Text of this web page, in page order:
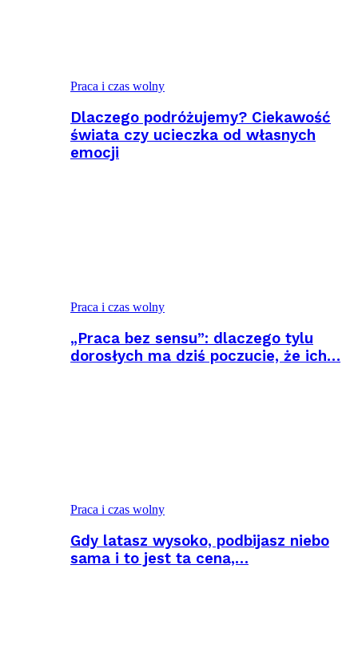
Praca i czas wolny
Dlaczego podróżujemy? Ciekawość
świata czy ucieczka od własnych
emocji
Praca i czas wolny
„Praca bez sensu”: dlaczego tylu
dorosłych ma dziś poczucie, że ich…
Praca i czas wolny
Gdy latasz wysoko, podbijasz niebo
sama i to jest ta cena,…